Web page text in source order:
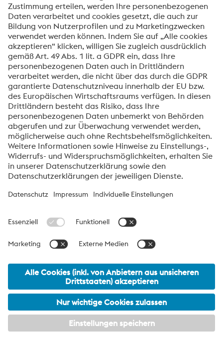
Stell’ uns deine offenen Fragen
Theresa Happer
Recruiting
Phone: +43 664 6184398
Send e-mail
Über voestalpine BÖHLER Aerospace
voestalpine BÖHLER Aerospace GmbH & Co KG ist ein globaler
Entwicklungspartner und führender Zulieferer von
hochbeanspruchbaren Gesenkschmiedeteilen aus
Legierungen. Als führender Entwickler und Hersteller von
kundenspezifischen, sicherheitskritischen Schmiedeteilen
Luftfahrtindustrie sowie weitere High-Tech-Industriezweige und
weltweit.
voestalpine Group Navigation
Meta Navigation Navigation
© 2026 voestalpine BÖHLER Aerospace GmbH & Co KG
office.aerospace@voestalpine.com
Impressum